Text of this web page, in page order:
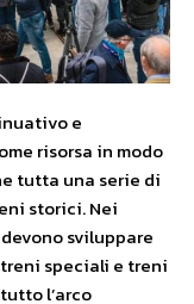
e
risorsa in modo
tutta una serie di
storici. Nei
sviluppare
speciali e treni
l’arco